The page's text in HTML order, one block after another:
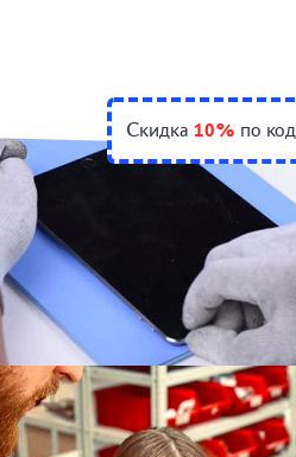
Скидка 10% по